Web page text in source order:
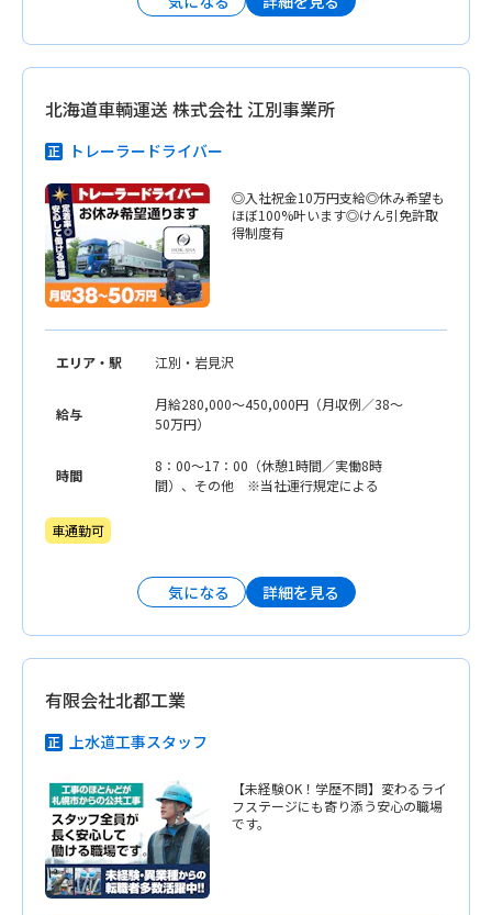
北海道車輌運送 株式会社 江別事業所
トレーラードライバー
◎入社祝金10万円支給◎休み希望も
ほぼ100%叶います◎けん引免許取
得制度有
エリア・駅 江別・岩見沢
給与
月給280,000〜450,000円（月収例／38〜
50万円）
時間
8：00〜17：00（休憩1時間／実働8時
間）、その他 ※当社運行規定による
車通勤可
気になる 詳細を見る
有限会社北都工業
上水道工事スタッフ
【未経験OK！学歴不問】変わるライ
フステージにも寄り添う安心の職場
です。